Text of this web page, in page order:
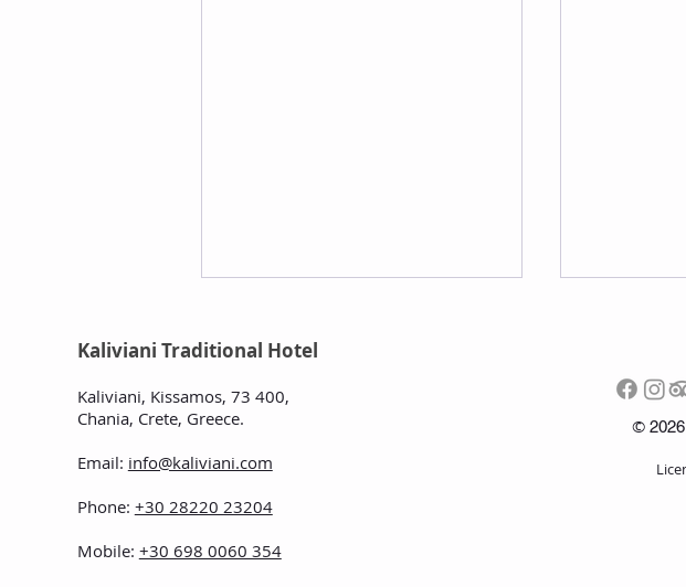
Restaurant Gramvousa à
Kaliviani, en Grèce.
Kaliviani Traditional Hotel
Kaliviani, Kissamos, 73 400,
Chania, Crete, Greece.
Email: info@kaliviani.com
Phone: +30 28220 23204
Mobile: +30 698 0060 354
©2026